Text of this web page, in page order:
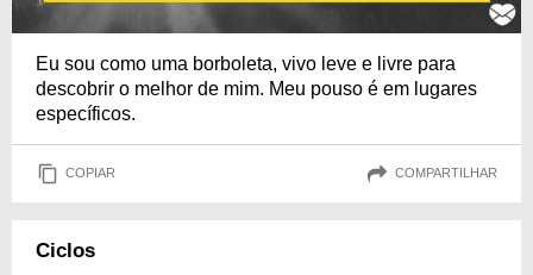
Eu sou como uma borboleta, vivo leve e livre para
descobrir o melhor de mim. Meu pouso é em lugares
específicos.
COPIAR COMPARTILHAR
Ciclos